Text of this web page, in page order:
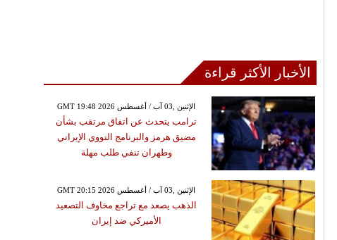
الأخبار الأكثر قراءة
GMT 19:48 2026 الإثنين ,03 آب / أغسطس
ترامب يتحدث عن اتفاق مرتقب بشأن
مضيق هرمز والبرنامج النووي الإيراني
وطهران تنفي طلب مهلة
GMT 20:15 2026 الإثنين ,03 آب / أغسطس
الذهب يصعد مع تراجع مخاوف التصعيد
الأميركي ضد إيران